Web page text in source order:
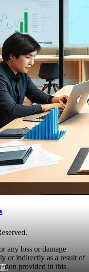
,
any loss or damage
or indirectly as a result of
provided in this